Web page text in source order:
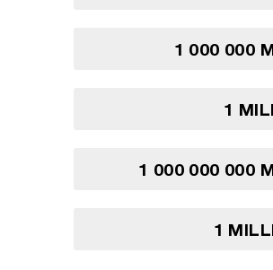
1 000 000
1
1 000 000 000
1